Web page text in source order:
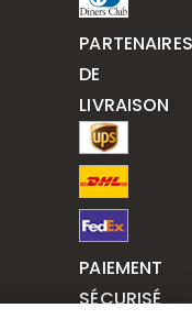
PARTENAIRES
DE
LIVRAISON
PAIEMENT
SÉCURISÉ